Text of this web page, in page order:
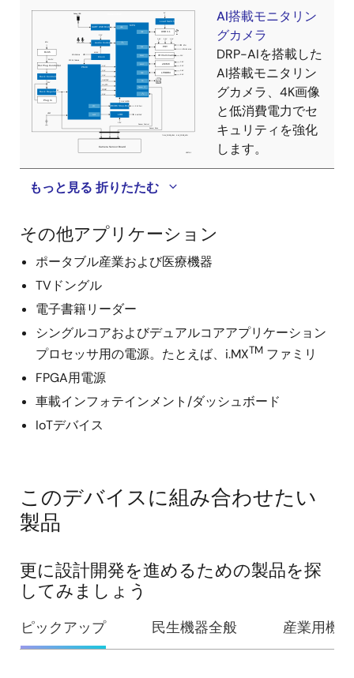
AI搭載モニタリン
グカメラ
DRP-AIを搭載した
AI搭載モニタリン
グカメラ、4K画像
と低消費電力でセ
キュリティを強化
します。
もっと見る 折りたたむ
その他アプリケーション
ポータブル産業および医療機器
TVドングル
電子書籍リーダー
シングルコアおよびデュアルコアアプリケーション
プロセッサ用の電源。たとえば、i.MXTM ファミリ
FPGA用電源
車載インフォテインメント/ダッシュボード
IoTデバイス
このデバイスに組み合わせたい
製品
更に設計開発を進めるための製品を探
してみましょう
ピックアップ 民生機器全般 産業用機器